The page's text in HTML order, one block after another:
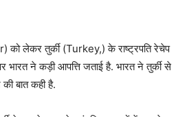
को लेकर तुर्की (Turkey,) के राष्ट्रपति रेचेप
भारत ने कड़ी आपत्ति जताई है. भारत ने तुर्की से
बात कही है.